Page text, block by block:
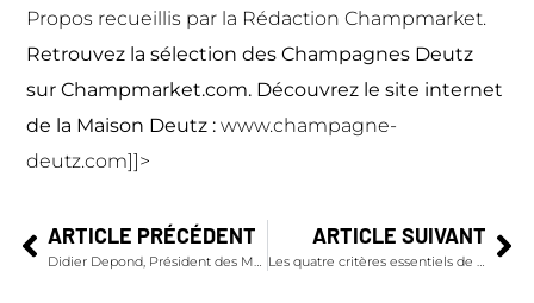
Propos recueillis par la Rédaction Champmarket.
Retrouvez lasélection des Champagnes Deutz
sur Champmarket.com. Découvrez le site internet
de la Maison Deutz :www.champagne-
deutz.com]]>
ARTICLE PRÉCÉDENT
Didier Depond, Président des Maisons de Champagne Salon et Delamotte : "Deux maisons sœurs liées par le Chardonnay"
ARTICLE SUIVANT
Les quatre critères essentiels de la bonne conservation du champagne